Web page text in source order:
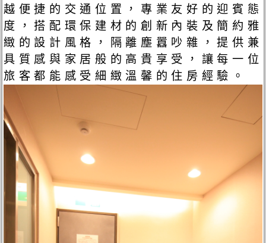
越便捷的交通位置，專業友好的迎賓態
度，搭配環保建材的創新內裝及簡約雅
緻的設計風格，隔離塵囂吵雜，提供兼
具質感與家居般的高貴享受，讓每一位
旅客都能感受細緻溫馨的住房經驗。